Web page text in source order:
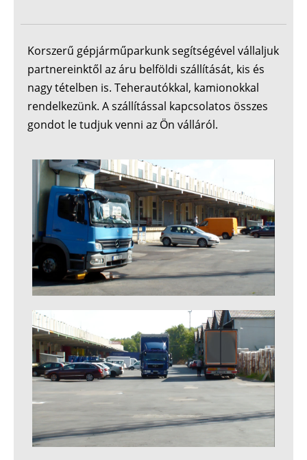
Korszerű gépjárműparkunk segítségével vállaljuk
partnereinktől az áru belföldi szállítását, kis és
nagy tételben is. Teherautókkal, kamionokkal
rendelkezünk. A szállítással kapcsolatos összes
gondot le tudjuk venni az Ön válláról.